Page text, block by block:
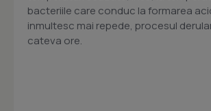
bacteriile care conduc la formarea
inmultesc mai repede, procesul
cateva ore.